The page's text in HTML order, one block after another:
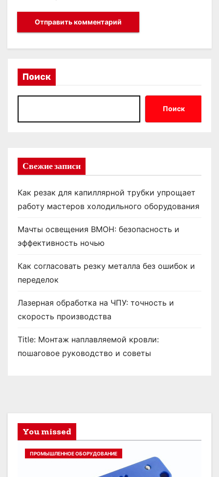
Поиск
Поиск
Свежие записи
Как резак для капиллярной трубки упрощает
работу мастеров холодильного оборудования
Мачты освещения ВМОН: безопасность и
эффективность ночью
Как согласовать резку металла без ошибок и
переделок
Лазерная обработка на ЧПУ: точность и
скорость производства
Title: Монтаж наплавляемой кровли:
пошаговое руководство и советы
You missed
ПРОМЫШЛЕННОЕ ОБОРУДОВАНИЕ